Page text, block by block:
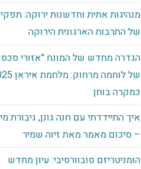
מנהיגות אתית וחדשנות ירוקה:
של התרבות הארגונית הירוקה
הגדרה מחדש של המונח "אזורי
כמקרה בוחן
איך התיידדתי עם חנה גונן, גיבורת
– סיכום מאמר מאת זיוה שמיר
הומניטריזם סובוורסיבי: עיון מחדש